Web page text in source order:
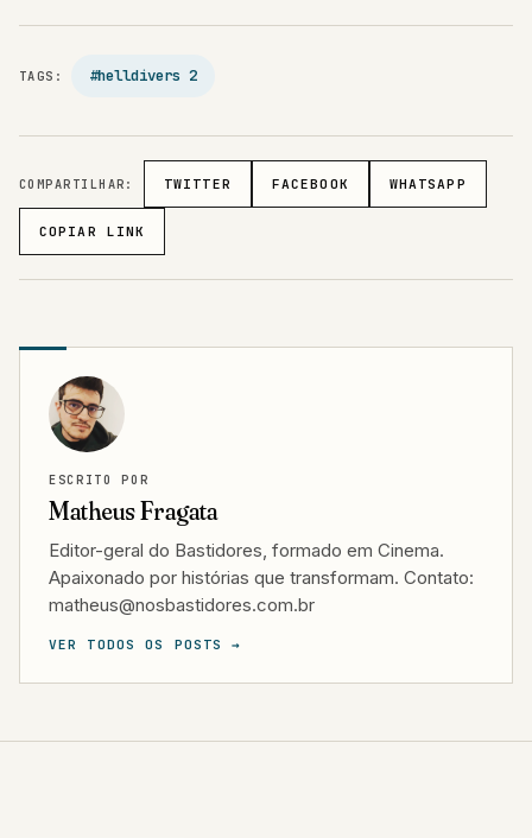
TAGS: #helldivers 2
COMPARTILHAR: TWITTER FACEBOOK WHATSAPP
COPIAR LINK
ESCRITO POR
Matheus Fragata
Editor-geral do Bastidores, formado em Cinema.
Apaixonado por histórias que transformam. Contato:
matheus@nosbastidores.com.br
VER TODOS OS POSTS →